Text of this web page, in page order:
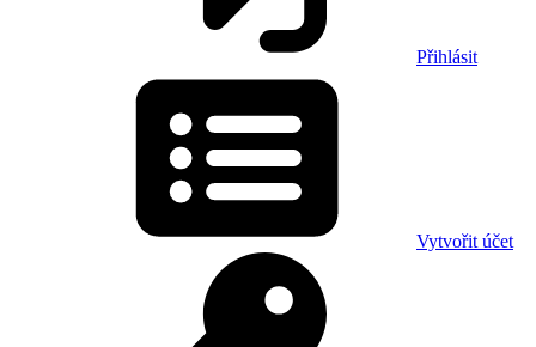
Přihlásit
Vytvořit účet